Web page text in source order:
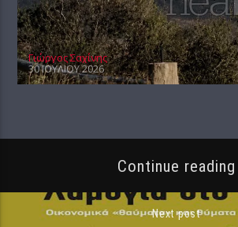
Γιώργος Σαχίνης
30 ΙΟΥΛΊΟΥ 2026
Continue reading
Next post